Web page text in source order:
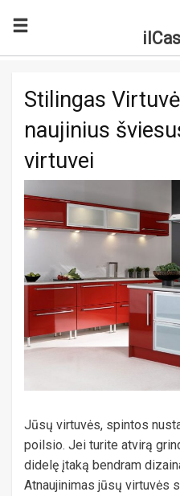
Search for:
Stilingas
naujinius
virtuvei
Jūsų virtuvės, spintos
poilsio. Jei turite atvirą
didelę įtaką bendram
Atnaujinimas jūsų virtuvės